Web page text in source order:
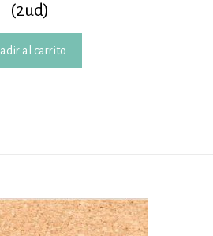
(2ud)
al carrito